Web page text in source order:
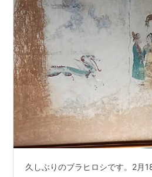
久しぶりのブラヒロシです。2月